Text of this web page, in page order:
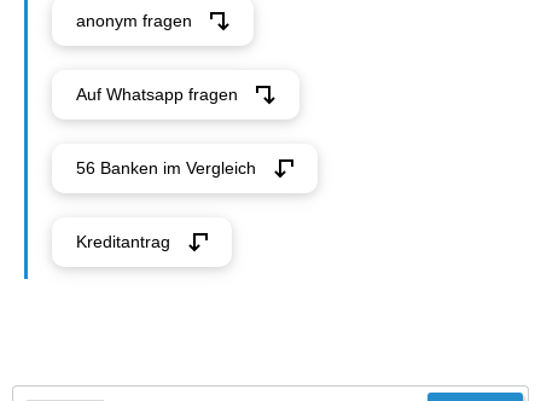
anonym fragen
Auf Whatsapp fragen
56 Banken im Vergleich
Kreditantrag